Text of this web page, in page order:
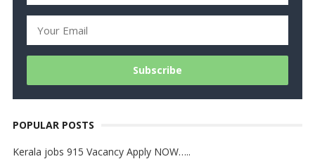
POPULAR POSTS
Kerala jobs 915 Vacancy Apply NOW…..